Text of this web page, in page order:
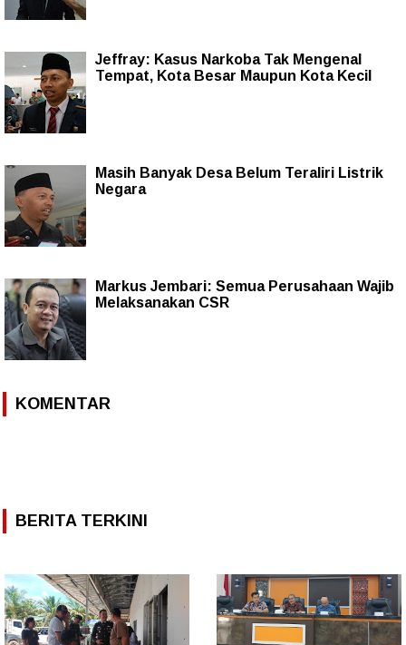
Jeffray: Kasus Narkoba Tak Mengenal
Tempat, Kota Besar Maupun Kota Kecil
Masih Banyak Desa Belum Teraliri Listrik
Negara
Markus Jembari: Semua Perusahaan Wajib
Melaksanakan CSR
KOMENTAR
BERITA TERKINI